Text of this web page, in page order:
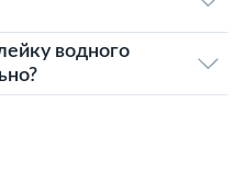
водного